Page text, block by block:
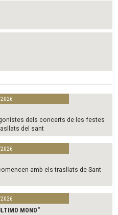
dels concerts de les festes
del sant
amb els trasllats de Sant
MONO"